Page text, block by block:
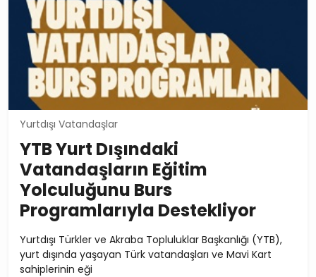
Yurtdışı Vatandaşlar
YTB Yurt Dışındaki
Vatandaşların Eğitim
Yolculuğunu Burs
Programlarıyla Destekliyor
Yurtdışı Türkler ve Akraba Topluluklar Başkanlığı (YTB),
yurt dışında yaşayan Türk vatandaşları ve Mavi Kart
sahiplerinin eği